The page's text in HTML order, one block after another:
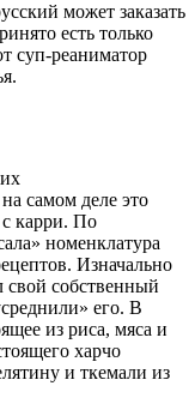
может заказать
есть только
суп-реаниматор
самом деле это
карри. По
номенклатура
Изначально
свой собственный
его. В
из риса, мяса и
харчо
и ткемали из